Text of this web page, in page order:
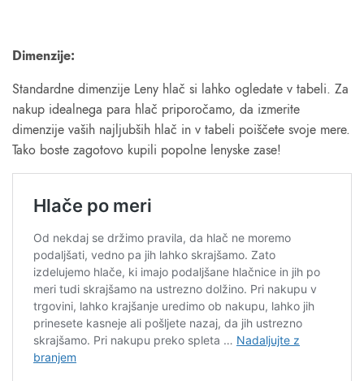
Dimenzije:
Standardne dimenzije Leny hlač si lahko ogledate v tabeli. Za
nakup idealnega para hlač priporočamo, da izmerite
dimenzije vaših najljubših hlač in v tabeli poiščete svoje mere.
Tako boste zagotovo kupili popolne lenyske zase!